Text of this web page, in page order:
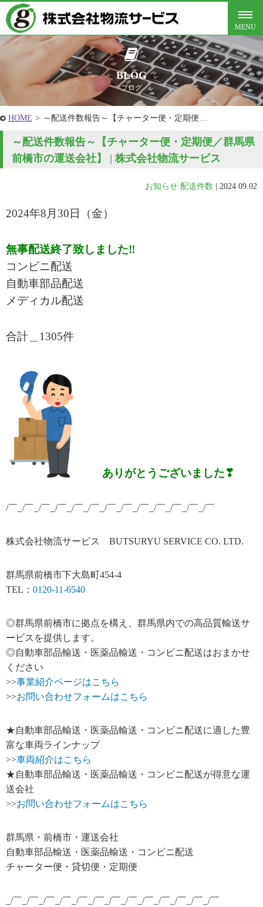
BLOG
ブログ
HOME > ～配送件数報告～【チャーター便・定期便…
～配送件数報告～【チャーター便・定期便／群馬県
前橋市の運送会社】 | 株式会社物流サービス
お知らせ 配送件数 2024.09.02
2024年8 月30 日 （金）
無事配送終了致しました‼
コンビニ配送
自動車部品配送
メディカル配送
合計＿1305件
ありがとうございました❣
/￣_/￣_/￣_/￣_/￣_/￣_/￣_/￣_/￣_/￣_/￣_/￣_/￣
株式会社物流サービス BUTSURYU SERVICE CO. LTD.
群馬県前橋市下大島町454-4
TEL： 0120-11-6540
◎群馬県前橋市に拠点を構え、群馬県内での高品質輸送サ
ービスを提供します。
◎自動車部品輸送・医薬品輸送・コンビニ配送はおまかせ
ください
>>事業紹介ページはこちら
>>お問い合わせフォームはこちら
★自動車部品輸送・医薬品輸送・コンビニ配送に適した豊
富な車両ラインナップ
>>車両紹介はこちら
★自動車部品輸送・医薬品輸送・コンビニ配送が得意な運
送会社
>>お問い合わせフォームはこちら
群馬県・前橋市・運送会社
自動車部品輸送・医薬品輸送・コンビニ配送
チャーター便・貸切便・定期便
_/￣_/￣_/￣_/￣_/￣_/￣_/￣_/￣_/￣_/￣_/￣_/￣_/￣